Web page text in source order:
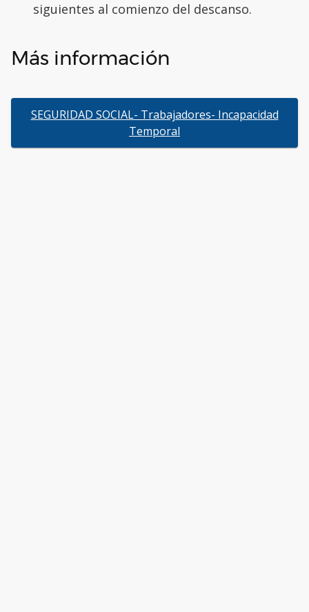
siguientes al comienzo del descanso.
Más información
SEGURIDAD SOCIAL- Trabajadores- Incapacidad
Temporal